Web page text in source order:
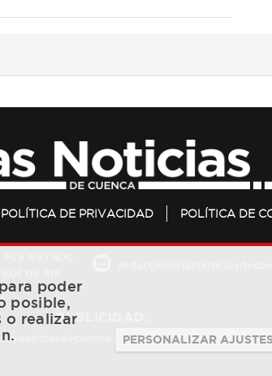
POLÍTICA DE PRIVACIDAD POLÍTICA DE
PUBLICIDAD:
684 126 573 / 670
poder
posible,
o realizar
PERSONALIZAR AJUSTES